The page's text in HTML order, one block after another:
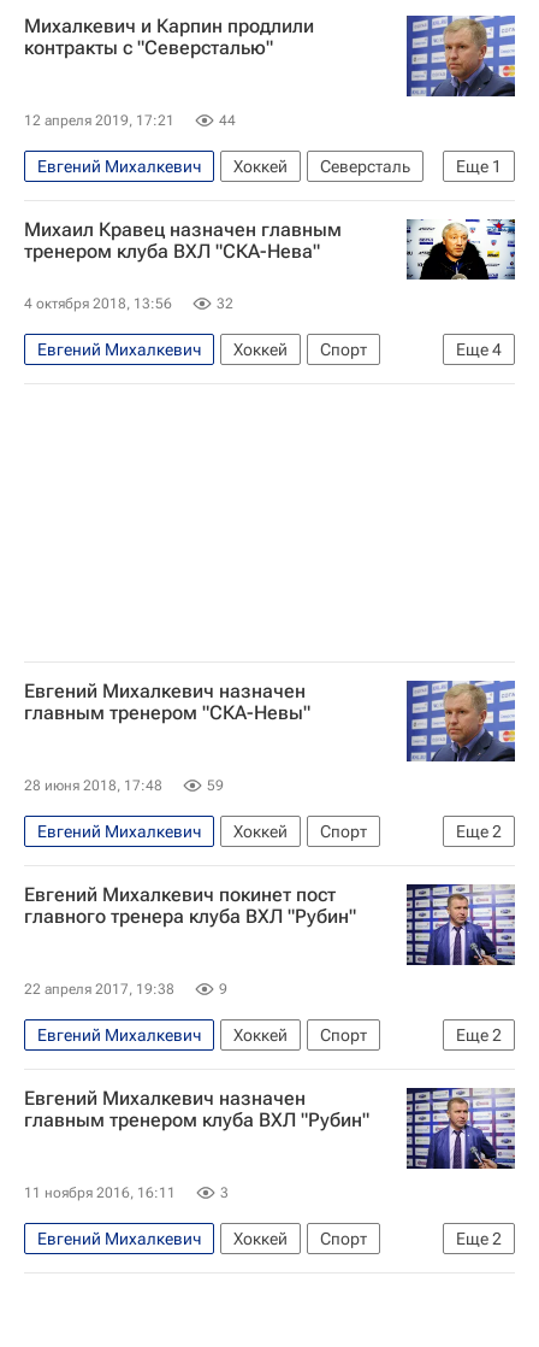
Михалкевич и Карпин продлили
контракты с "Северсталью"
12 апреля 2019, 17:21 44
Еще 1
Евгений Михалкевич Хоккей
Северсталь
КХЛ 2025-2026
Михаил Кравец назначен главным
тренером клуба ВХЛ "СКА-Нева"
4 октября 2018, 13:56 32
Еще4
Евгений Михалкевич Хоккей
Спорт
Михаил Кравец
Высшая хоккейная лига
Евгений Михалкевич назначен
главным тренером "СКА-Невы"
28 июня 2018, 17:48 59
Еще2
Евгений Михалкевич Хоккей
Спорт
Высшая хоккейная лига
Ска-Нева
Евгений Михалкевич покинет пост
главного тренера клуба ВХЛ "Рубин"
22 апреля 2017, 19:38 9
Еще2
Евгений Михалкевич Хоккей
Спорт
Высшая хоккейная лига
Рубин (Тюмень)
Евгений Михалкевич назначен
главным тренером клуба ВХЛ "Рубин"
11 ноября 2016, 16:11 3
Еще2
Евгений Михалкевич Хоккей
Спорт
Высшая хоккейная лига
Рубин (Тюмень)